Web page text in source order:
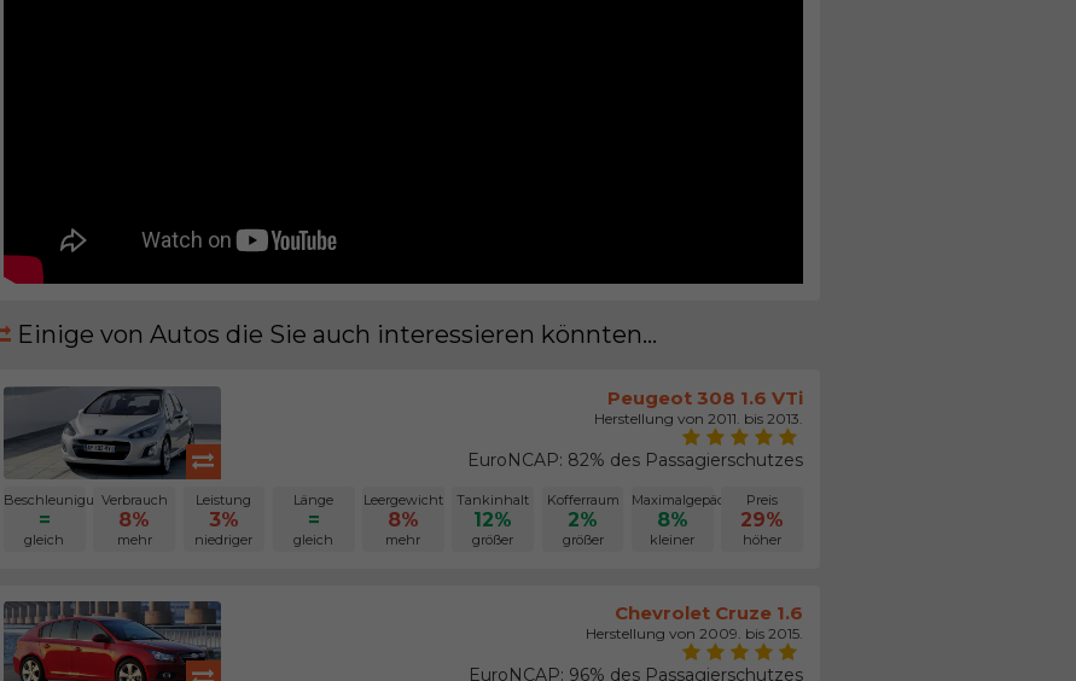
Einige von Autos die Sie auch interessieren könnten...
Peugeot 308 1.6 VTi
Herstellung von 2011. bis 2013.
EuroNCAP: 82% des Passagierschutzes
Beschleunigung
=
gleich
Verbrauch
8%
mehr
Leistung
3%
niedriger
Länge
=
gleich
Leergewicht
8%
mehr
Tankinhalt
12%
größer
Kofferraum
2%
größer
Maximalgepäck
8%
kleiner
Preis
29%
höher
Chevrolet Cruze 1.6
Herstellung von 2009. bis 2015.
EuroNCAP: 96% des Passagierschutzes